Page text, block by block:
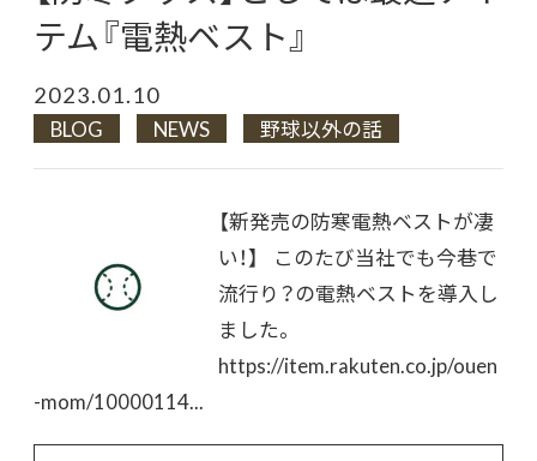
テム『電熱ベスト』
2023.01.10
BLOG NEWS 野球以外の話
【新発売の防寒電熱ベストが凄
い！】 このたび当社でも今巷で
流行り？の電熱ベストを導入し
ました。
https://item.rakuten.co.jp/ouen
-mom/10000114...